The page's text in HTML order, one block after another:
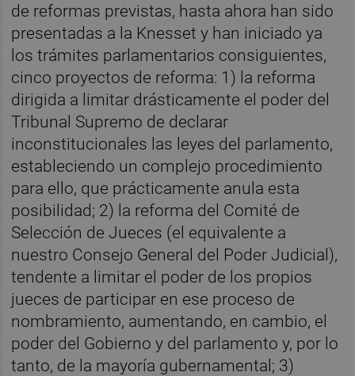
de reformas previstas, hasta ahora han sido
presentadas a la Knesset y han iniciado ya
los trámites parlamentarios consiguientes,
cinco proyectos de reforma: 1) la reforma
dirigida a limitar drásticamente el poder del
Tribunal Supremo de declarar
inconstitucionales las leyes del parlamento,
estableciendo un complejo procedimiento
para ello, que prácticamente anula esta
posibilidad; 2) la reforma del Comité de
Selección de Jueces (el equivalente a
nuestro Consejo General del Poder Judicial),
tendente a limitar el poder de los propios
jueces de participar en ese proceso de
nombramiento, aumentando, en cambio, el
poder del Gobierno y del parlamento y, por lo
tanto, de la mayoría gubernamental; 3)